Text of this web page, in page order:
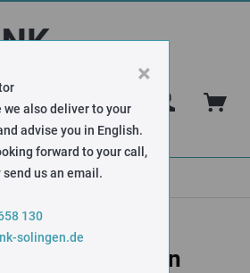
FAQ
Umlenkrollen
×
we also deliver to your
advise you in English.
forward to your call,
us an email.
130
solingen.de